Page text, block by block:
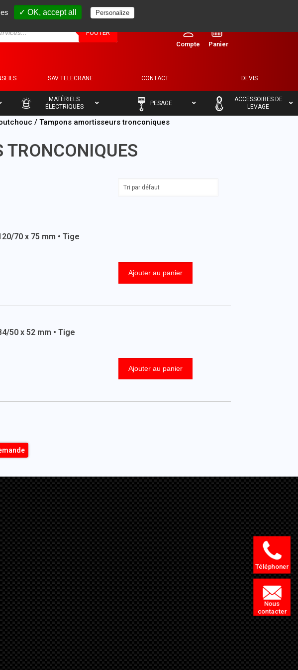
FOOTER
SAV TELECRANE
– CONTACT
– DEVIS
–
MATÉRIELS
ÉLECTRIQUES
PESAGE
ACCESSOIRES DE
LEVAGE
/ Tampons amortisseurs tronconiques
70 x 75 mm • Tige
Ajouter au panier
50 x 52 mm • Tige
Ajouter au panier
Téléphoner
Nous
contacter
✓ OK, accept all Personalize